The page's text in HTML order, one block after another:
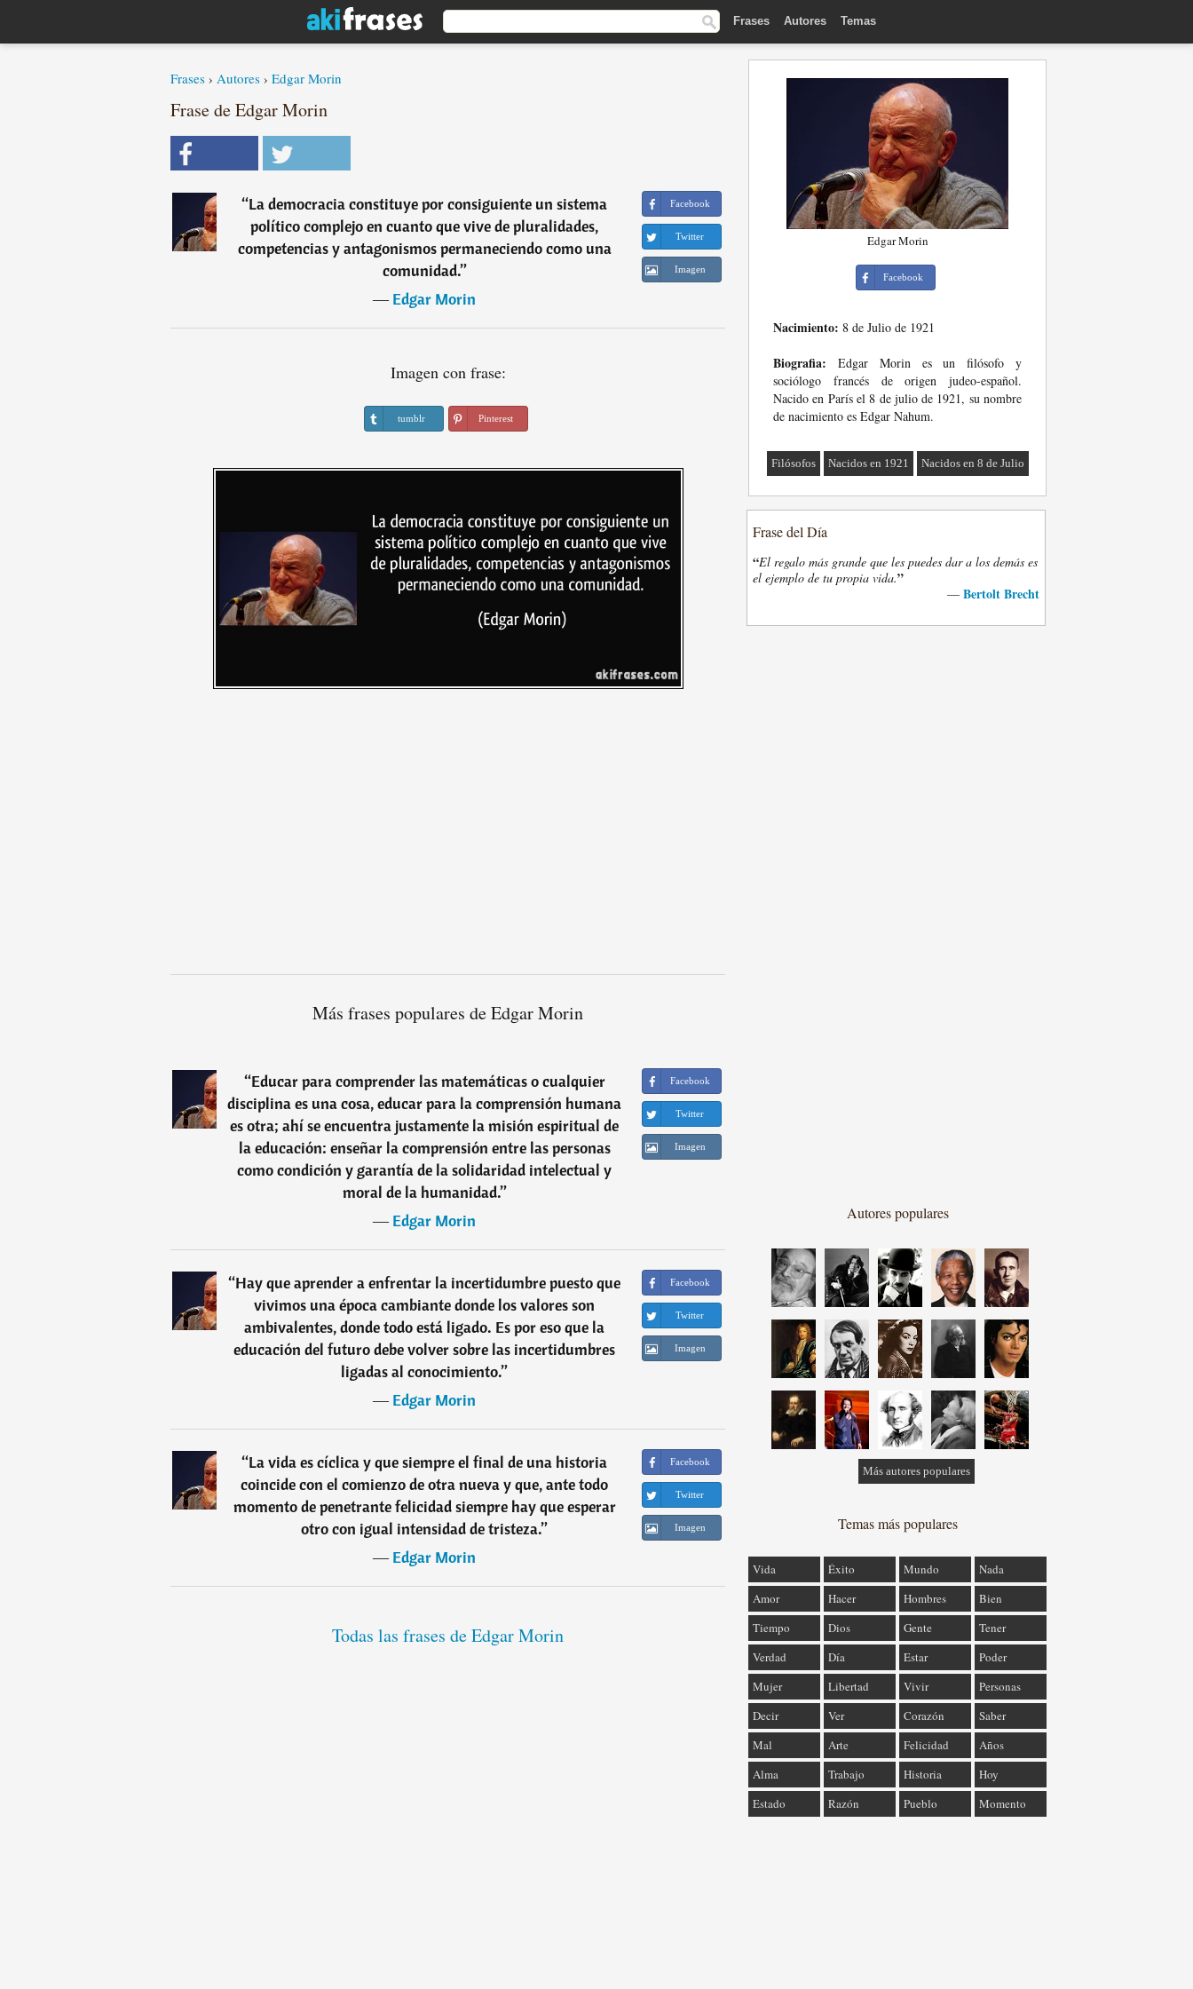
Frases Autores Temas
Frases › Autores › Edgar Morin
Frase de Edgar Morin
“La democracia constituye por consiguiente un sistema
político complejo en cuanto que vive de pluralidades,
competencias y antagonismos permaneciendo como una
comunidad.”
―Edgar Morin
Facebook
Twitter
Imagen
Imagen con frase:
tumblr Pinterest
Más frases populares de Edgar Morin
“Educar para comprender las matemáticas o cualquier
disciplina es una cosa, educar para la comprensión humana
es otra; ahí se encuentra justamente la misión espiritual de
la educación: enseñar la comprensión entre las personas
como condición y garantía de la solidaridad intelectual y
moral de la humanidad.”
―Edgar Morin
Facebook
Twitter
Imagen
“Hay que aprender a enfrentar la incertidumbre puesto que
vivimos una época cambiante donde los valores son
ambivalentes, donde todo está ligado. Es por eso que la
educación del futuro debe volver sobre las incertidumbres
ligadas al conocimiento.”
―Edgar Morin
Facebook
Twitter
Imagen
“La vida es cíclica y que siempre el final de una historia
coincide con el comienzo de otra nueva y que, ante todo
momento de penetrante felicidad siempre hay que esperar
otro con igual intensidad de tristeza.”
―Edgar Morin
Facebook
Twitter
Imagen
Todas las frases de Edgar Morin
Edgar Morin
Facebook
Nacimiento: 8 de Julio de 1921
Biografia: Edgar Morin es un filósofo y
sociólogo francés de origen judeo-español.
Nacido en París el 8 de julio de 1921, su nombre
de nacimiento es Edgar Nahum.
Filósofos Nacidos en 1921 Nacidos en 8 de Julio
Frase del Día
“El regalo más grande que les puedes dar a los demás es
el ejemplo de tu propia vida.”
— Bertolt Brecht
Autores populares
Más autores populares
Temas más populares
Vida Éxito Mundo
Nada
Amor
Hacer Hombres
Bien
Tiempo
Dios Gente
Tener
Verdad
Día Estar
Poder
Mujer
Libertad Vivir
Personas
Decir
Ver Corazón
Saber
Mal
Arte Felicidad
Años
Alma
Trabajo Historia
Hoy
Estado
Razón Pueblo Momento